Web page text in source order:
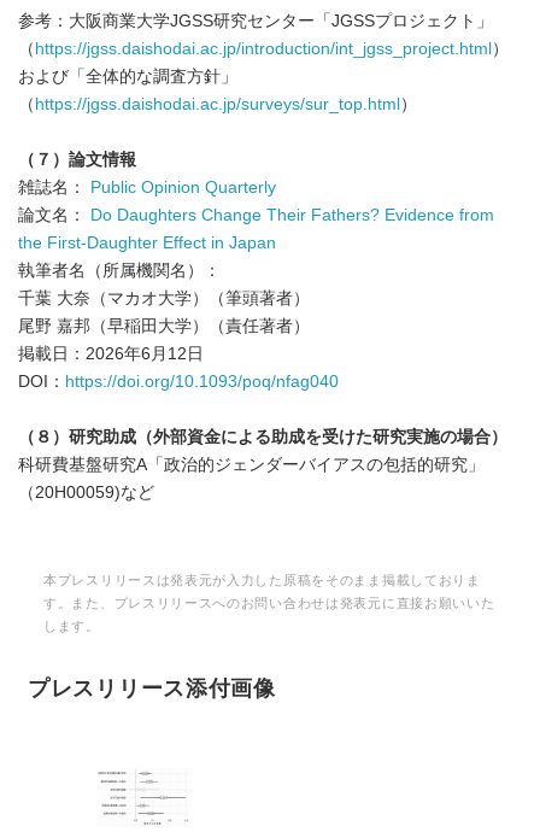
参考：大阪商業大学JGSS研究センター「JGSSプロジェクト」
（ https://jgss.daishodai.ac.jp/introduction/int_jgss_project.html ）
および「全体的な調査方針」
（ https://jgss.daishodai.ac.jp/surveys/sur_top.html ）
（７）論文情報
雑誌名：
Public Opinion Quarterly
論文名：
Do Daughters Change Their Fathers? Evidence from
the First-Daughter Effect in Japan
執筆者名（所属機関名）：
千葉 大奈（マカオ大学）（筆頭著者）
尾野 嘉邦（早稲田大学）（責任著者）
掲載日：2026年6月12日
DOI： https://doi.org/10.1093/poq/nfag040
（８）研究助成（外部資金による助成を受けた研究実施の場合）
科研費基盤研究A「政治的ジェンダーバイアスの包括的研究」
（20H00059)など
本プレスリリースは発表元が入力した原稿をそのまま掲載しておりま
す。また、プレスリリースへのお問い合わせは発表元に直接お願いいた
します。
プレスリリース添付画像